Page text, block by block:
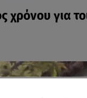
χρόνου για